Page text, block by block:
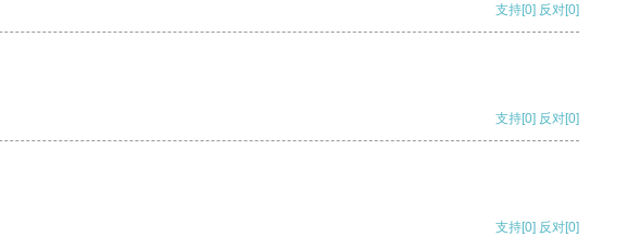
支持[0] 反对[0]
支持[0] 反对[0]
支持[0] 反对[0]